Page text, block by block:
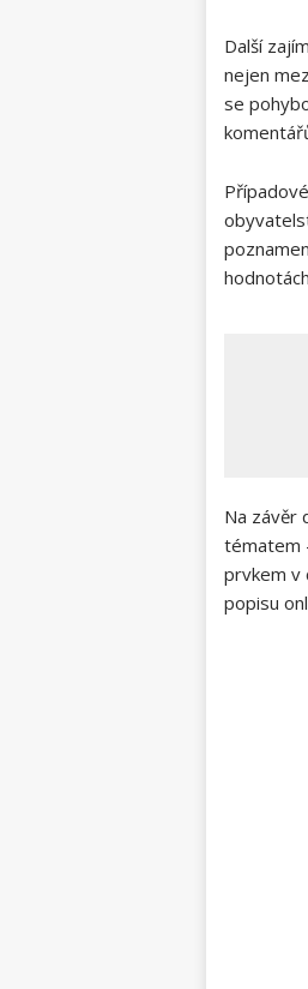
Další
nejen
se
Na závěr
tématem
prvkem v
popisu